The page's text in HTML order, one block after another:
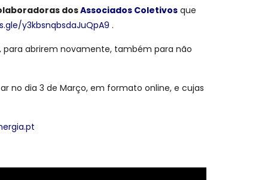
dosAssociados Coletivosque
y3kbsnqbsdaJuQpA9 .
para abrirem novamente, também para não
no dia 3 de Março, em formato online, e cujas